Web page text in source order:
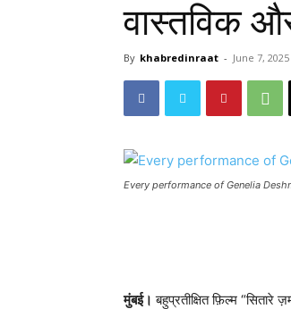
वास्तविक
By khabredinraat - June 7, 2025
Every performance of Genelia
मुंबई। बहुप्रतीक्षित फ़िल्म